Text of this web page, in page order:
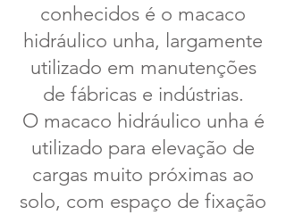
conhecidos é o macaco
hidráulico unha, largamente
utilizado em manutenções
de fábricas e indústrias.
O macaco hidráulico unha é
utilizado para elevação de
cargas muito próximas ao
solo, com espaço de fixação